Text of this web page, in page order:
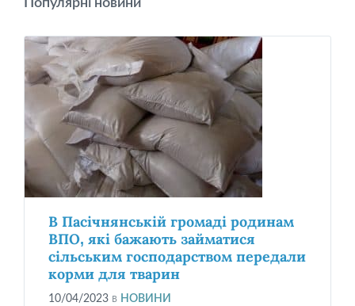
Популярні новини
В Пасічнянській громаді родинам
ВПО, які бажають займатися
сільським господарством передали
корми для тварин
10/04/2023 в НОВИНИ